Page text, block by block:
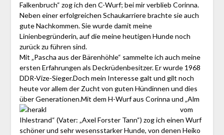
Falkenbruch“ zog ich den C-Wurf; bei mir verblieb Corinna.
Neben einer erfolgreichen Schaukarriere brachte sie auch
gute Nachkommen. Sie wurde damit meine
Linienbegründerin, auf die meine heutigen Hunde noch
zurück zu führen sind.
Mit „Pascha aus der Bärenhöhle“ sammelte ich auch meine
ersten Erfahrungen als Deckrüdenbesitzer. Er wurde 1968
DDR-Vize-Sieger.Doch mein Interesse galt und gilt noch
heute vor allem der Zucht von guten Hündinnen und dies
über Generationen.Mit dem H-Wurf aus Corinna und „Alm
vom
Ihlestrand“ (Vater: „Axel Forster Tann“) zog ich einen Wurf
schöner und sehr wesensstarker Hunde, von denen Heiko